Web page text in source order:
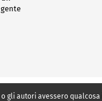
gli autori avessero